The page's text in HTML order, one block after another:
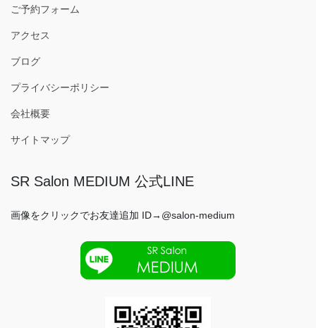
ご予約フォーム
アクセス
ブログ
プライバシーポリシー
会社概要
サイトマップ
SR Salon MEDIUM 公式LINE
画像をクリックでお友達追加 ID→@salon-medium